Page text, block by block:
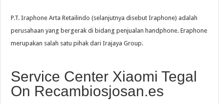
P.T. Iraphone Arta Retailindo (selanjutnya disebut Iraphone) adalah
perusahaan yang bergerak di bidang penjualan handphone. Eraphone
merupakan salah satu pihak dari Irajaya Group.
Service Center Xiaomi Tegal
On Recambiosjosan.es